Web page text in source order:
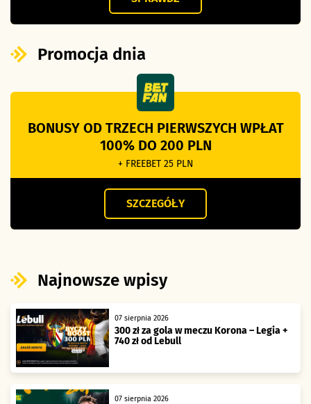
Promocja dnia
BONUSY OD TRZECH PIERWSZYCH WPŁAT
100% DO 200 PLN
+ FREEBET 25 PLN
SZCZEGÓŁY
Najnowsze wpisy
07 sierpnia 2026
300 zł za gola w meczu Korona – Legia +
740 zł od Lebull
07 sierpnia 2026